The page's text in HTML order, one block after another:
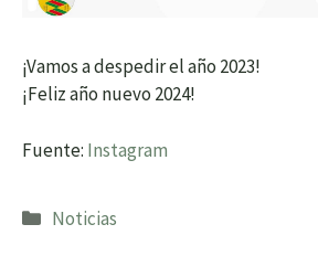
¡Vamos a despedir el año 2023!
¡Feliz año nuevo 2024!
Fuente: Instagram
Categorías
Noticias